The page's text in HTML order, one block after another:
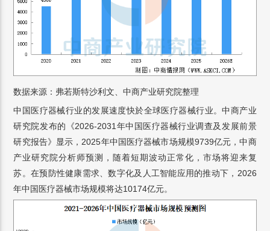
数据来源：弗若斯特沙利文、中商产业研究院整理
中国医疗器械行业的发展速度快於全球医疗器械行业。中商产业
研究院发布的《2026-2031年中国医疗器械行业调查及发展前景
研究报告》显示，2025年中国医疗器械市场规模9739亿元，中商
产业研究院分析师预测，随着短期波动正常化，市场将迎来复
苏。在预防性健康需求、数字化及人工智能应用的推动下，2026
年中国医疗器械市场规模将达10174亿元。